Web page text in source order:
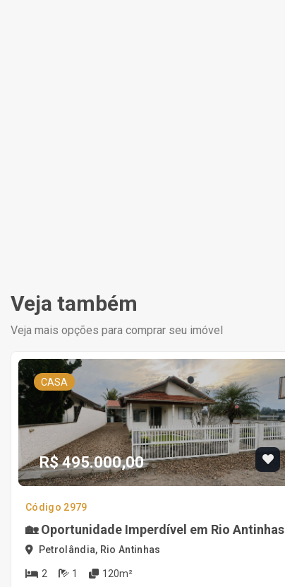
Veja também
Veja mais opções para comprar seu imóvel
CASA
R$ 495.000,00
Código 2979
🏡 Oportunidade Imperdível em Rio Antinhas
Petrolândia, Rio Antinhas
2 1 120m²